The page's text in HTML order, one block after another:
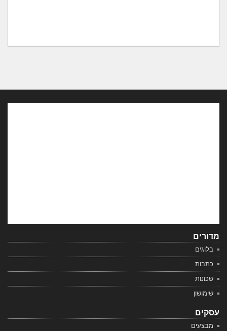
מדורים
בלוגים
כתבות
שכונות
שימושון
עסקים
מבצעים